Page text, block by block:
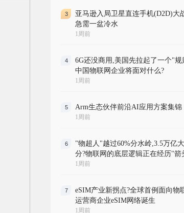
3
亚马逊入局卫星直连手机(D2D)大
急需一盆冷水
1周前
4
6G还没商用,美国先拉起了一个"规
中国物联网企业将面对什么?
1周前
5 Arm生态伙伴前沿AI应用方案集锦
1周前
6
"物超人"越过60%分水岭,3.5万亿
分?物联网的底层逻辑正在经历"箭
1周前
7
eSIM产业新拐点?全球首例面向物
运营商企业eSIM网络诞生
1周前